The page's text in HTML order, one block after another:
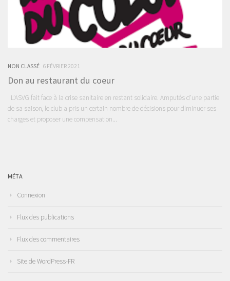
NON CLASSÉ 6 FÉVRIER 2021
Don au restaurant du coeur
L’ASVG fait face à la crise sanitaire en restant solidaire. Amputés d’une partie
de sa saison, le club a pris un certain nombre de décisions pour diminuer ses
charges et proposer une compensation...
MÉTA
Connexion
Flux des publications
Flux des commentaires
Site de WordPress-FR